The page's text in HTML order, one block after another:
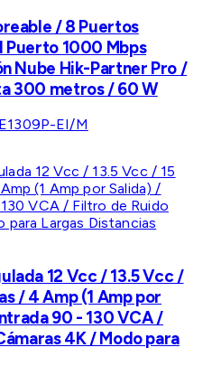
/ 8 Puertos
Puerto 1000 Mbps
Nube Hik-Partner Pro /
300 metros / 60 W
EI/M
12 Vcc / 13.5 Vcc /
/ 4 Amp (1 Amp por
90 - 130 VCA /
4K / Modo para